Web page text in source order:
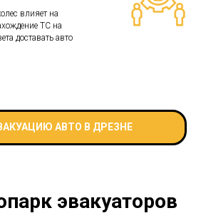
влияет на
ТС на
доставать авто
АВТО В ДРЕЗНЕ
эвакуаторов